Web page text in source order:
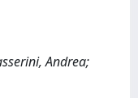
Andrea;